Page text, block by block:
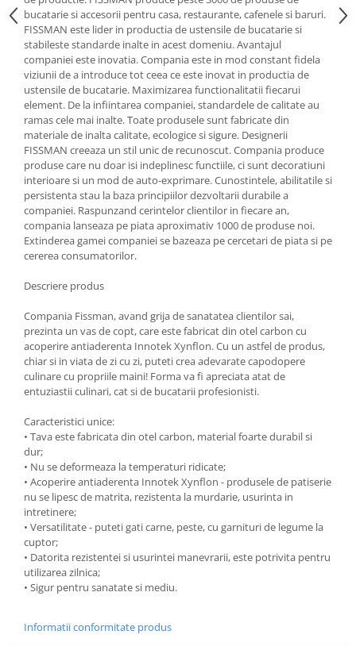
Oale si cratite
Tavi copt
Tigai
Vesela si tacamuri
Boluri
Farfurii
Scurgatoare vase
Seturi de tacamuri
Suporturi pentru tacamuri
Cani
Cesti
Pahare
Seturi vesela
Suporturi farfurii
Suporturi pahare, cesti, cani
Untiere
Ustensile cofetarie si patiserie
Ramekin
Tavi si forme prajituri
Aparate prajituri
Facalete
Forme briose
Lumanari tort
Ornare, insiropare si decorare
prajituri
Portionatoare si feliatoare
Posuri si duiuri
Suporturi prajituri
bucatarie si accesorii pentru casa, restaurante, cafenele si baruri.
FISSMAN este lider in productia de ustensile de bucatarie si
stabileste standarde inalte in acest domeniu. Avantajul
companiei este inovatia. Compania este in mod constant fidela
viziunii de a introduce tot ceea ce este inovat in productia de
ustensile de bucatarie. Maximizarea functionalitatii fiecarui
element. De la infiintarea companiei, standardele de calitate au
ramas cele mai inalte. Toate produsele sunt fabricate din
materiale de inalta calitate, ecologice si sigure. Designerii
FISSMAN creeaza un stil unic de recunoscut. Compania produce
produse care nu doar isi indeplinesc functiile, ci sunt decoratiuni
interioare si un mod de auto-exprimare. Cunostintele, abilitatile si
persistenta stau la baza principiilor dezvoltarii durabile a
companiei. Raspunzand cerintelor clientilor in fiecare an,
compania lanseaza pe piata aproximativ 1000 de produse noi.
Extinderea gamei companiei se bazeaza pe cercetari de piata si pe
cererea consumatorilor.
Descriere produs
Compania Fissman, avand grija de sanatatea clientilor sai,
prezinta un vas de copt, care este fabricat din otel carbon cu
acoperire antiaderenta Innotek Xynflon. Cu un astfel de produs,
chiar si in viata de zi cu zi, puteti crea adevarate capodopere
culinare cu propriile maini! Forma va fi apreciata atat de
entuziastii culinari, cat si de bucatarii profesionisti.
Caracteristici unice:
• Tava este fabricata din otel carbon, material foarte durabil si
dur;
• Nu se deformeaza la temperaturi ridicate;
• Acoperire antiaderenta Innotek Xynflon - produsele de patiserie
nu se lipesc de matrita, rezistenta la murdarie, usurinta in
intretinere;
• Versatilitate - puteti gati carne, peste, cu garnituri de legume la
cuptor;
• Datorita rezistentei si usurintei manevrarii, este potrivita pentru
utilizarea zilnica;
• Sigur pentru sanatate si mediu.
Informatii conformitate produs